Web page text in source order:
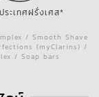
ระเทศฝรั่งเศส*
/ Smooth Shave
(myClarins) /
/ Soap bars